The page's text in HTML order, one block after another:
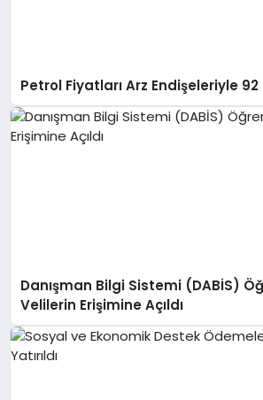
Petrol Fiyatları Arz Endişeleriyle 92
Danışman Bilgi Sistemi (DABİS)
Velilerin Erişimine Açıldı